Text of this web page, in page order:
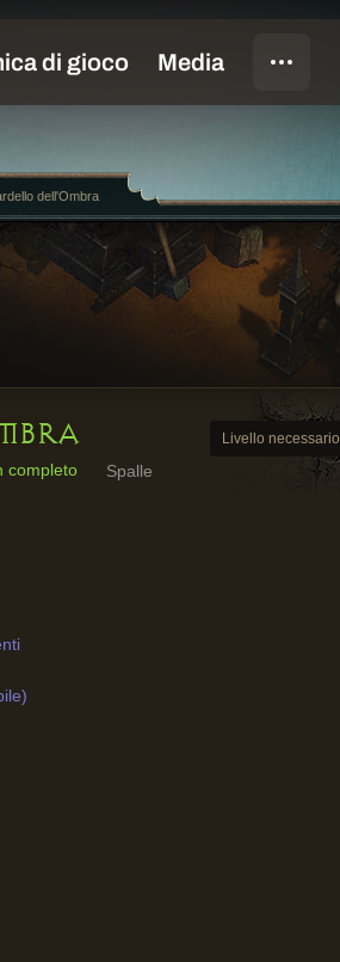
Livello necessario
Spalle
completo
dell'Ombra